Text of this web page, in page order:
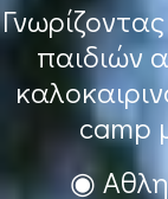
παιδιών
camp
◉